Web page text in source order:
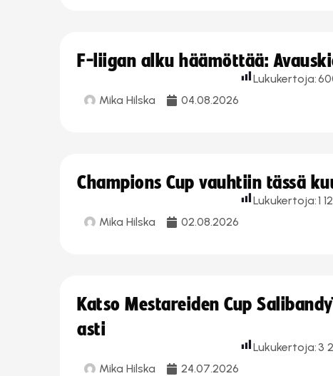
F-liigan alku häämöttää:
Mika Hilska 04.08.2026
Lukukertoja:
Champions Cup vauhtiin tässä
Mika Hilska 02.08.2026
Lukukertoja:1
Katso Mestareiden Cup
asti
Mika Hilska 24.07.2026
Lukukertoja: 3